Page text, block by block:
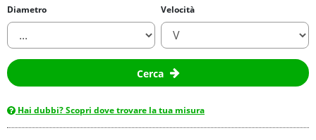
Diametro Velocità
Cerca
Hai dubbi? Scopri dove trovare la tua misura